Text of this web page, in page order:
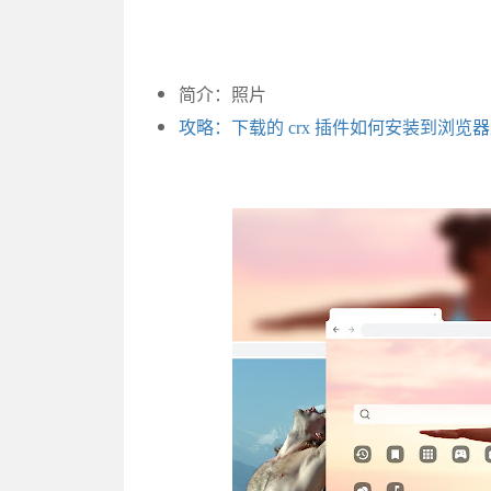
简介：照片
攻略：下载的 crx 插件如何安装到浏览